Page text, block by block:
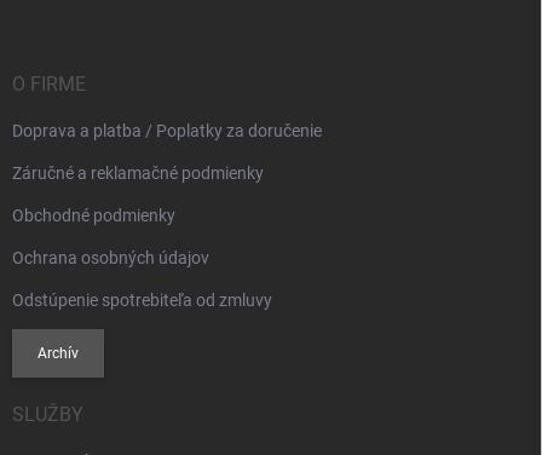
O FIRME
Doprava a platba / Poplatky za doručenie
Záručné a reklamačné podmienky
Obchodné podmienky
Ochrana osobných údajov
Odstúpenie spotrebiteľa od zmluvy
Archív
SLUŽBY